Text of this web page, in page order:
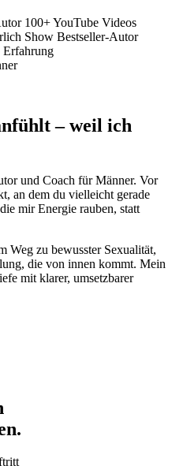
100+ YouTube Videos
Show Bestseller-Autor
Erfahrung
–weil ich
und Coach für Männer. Vor
an dem du vielleicht gerade
mir Energie rauben, statt
Weg zu bewusster Sexualität,
die von innen kommt. Mein
mit klarer, umsetzbarer